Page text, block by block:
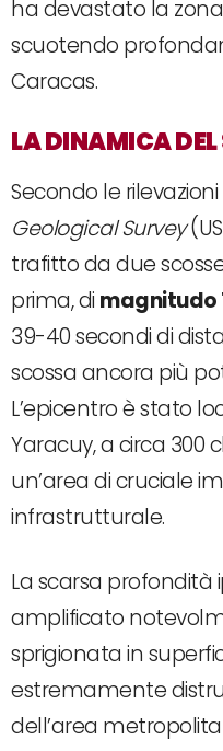
ha devastato la
scuotendo
Caracas.
LA DINAMICA
Secondo le
Geological Survey
trafitto da due
prima, di magnitudo
39-40 secondi di
scossa ancora più
L’epicentro è stato
Yaracuy, a circa 300
un’area di cruciale
infrastrutturale.
La scarsa
amplificato
sprigionata in
estremamente
dell’area